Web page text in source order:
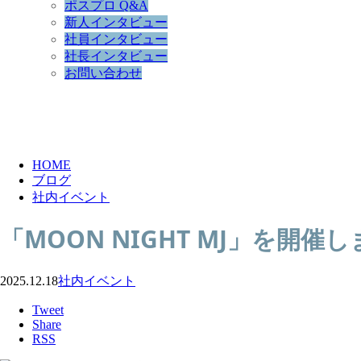
ポスプロ Q&A
新人インタビュー
社員インタビュー
社長インタビュー
お問い合わせ
HOME
ブログ
社内イベント
「MOON NIGHT MJ」を開催し
2025.12.18社内イベント
Tweet
Share
RSS